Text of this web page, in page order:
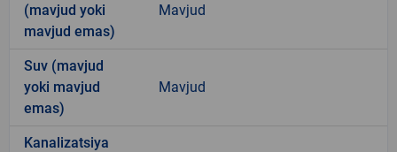
(mavjud yoki
mavjud emas)
Mavjud
Suv (mavjud
yoki mavjud
emas)
Mavjud
Kanalizatsiya